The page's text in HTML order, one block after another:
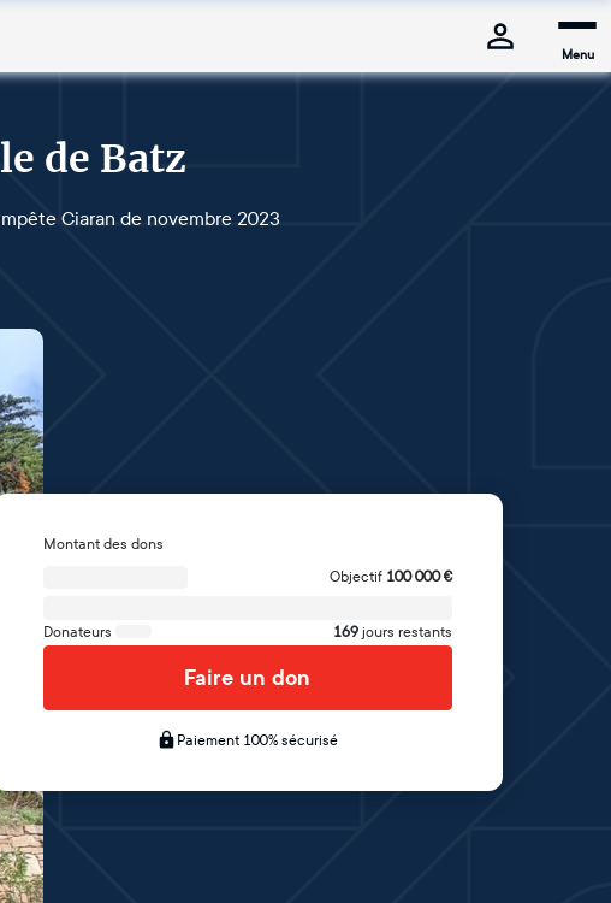
Menu
de Batz
Ciaran de novembre 2023
Montant des dons
Objectif 100 000€
Donateurs 169 jours restants
Faire un don
Paiement 100% sécurisé